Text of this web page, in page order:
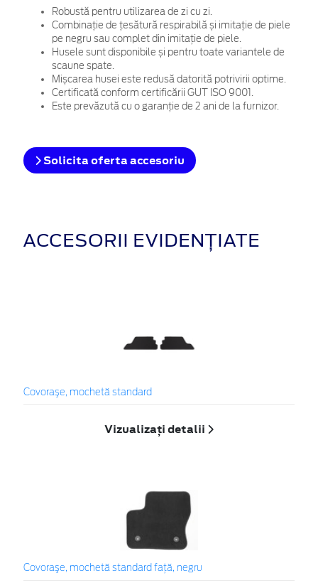
Robustă pentru utilizarea de zi cu zi.
Combinație de țesătură respirabilă și imitație de piele
pe negru sau complet din imitație de piele.
Husele sunt disponibile și pentru toate variantele de
scaune spate.
Mișcarea husei este redusă datorită potrivirii optime.
Certificată conform certificării GUT ISO 9001.
Este prevăzută cu o garanție de 2 ani de la furnizor.
Solicita oferta accesoriu
ACCESORII EVIDENȚIATE
Covoraşe, mochetă standard
Vizualizați detalii
Covoraşe, mochetă standard faţă, negru